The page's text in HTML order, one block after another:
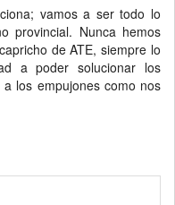
vamos a ser todo lo
provincial. Nunca hemos
de ATE, siempre lo
a poder solucionar los
los empujones como nos